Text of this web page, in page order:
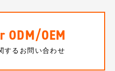
ODM/OEM
するお問い合わせ